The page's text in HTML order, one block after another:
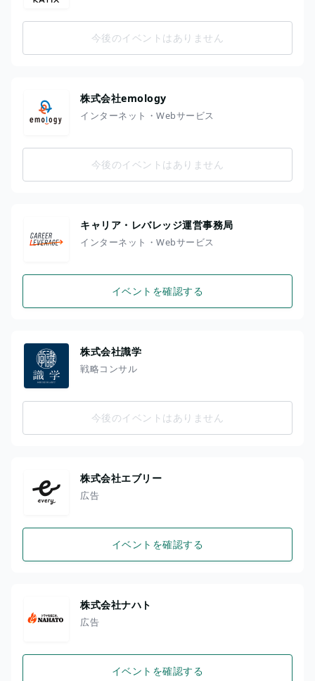
今後のイベントはありません
株式会社emology
インターネット・Webサービス
今後のイベントはありません
キャリア・レバレッジ運営事務局
インターネット・Webサービス
イベントを確認する
株式会社識学
戦略コンサル
今後のイベントはありません
株式会社エブリー
広告
イベントを確認する
株式会社ナハト
広告
イベントを確認する